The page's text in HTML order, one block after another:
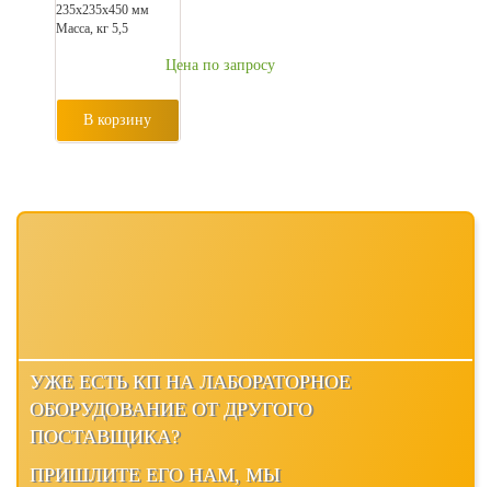
235х235х450 мм
Масса, кг 5,5
Цена по запросу
В корзину
УЖЕ ЕСТЬ КП НА ЛАБОРАТОРНОЕ
ОБОРУДОВАНИЕ ОТ ДРУГОГО
ПОСТАВЩИКА?
ПРИШЛИТЕ ЕГО НАМ, МЫ